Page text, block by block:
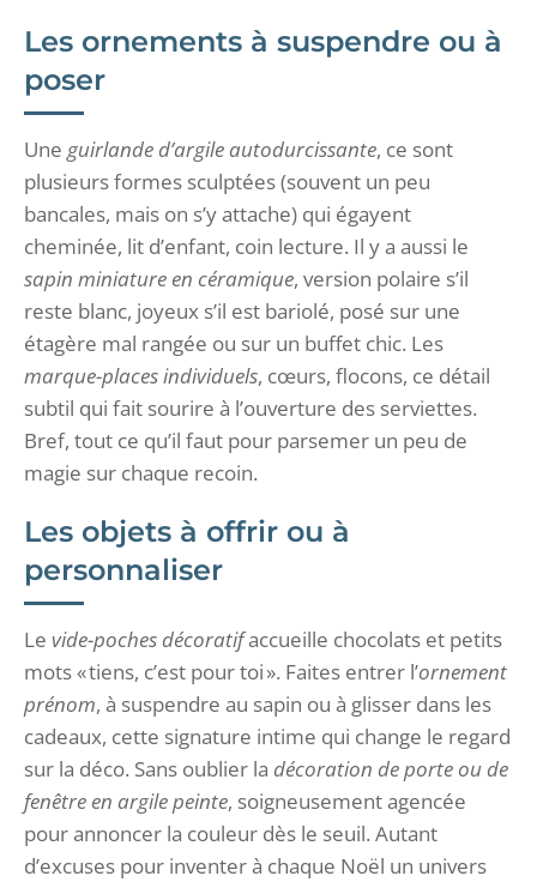
Les ornements à suspendre ou à
poser
Une guirlande d’argile autodurcissante, ce sont
plusieurs formes sculptées (souvent un peu
bancales, mais on s’y attache) qui égayent
cheminée, lit d’enfant, coin lecture. Il y a aussi le
sapin miniature en céramique, version polaire s’il
reste blanc, joyeux s’il est bariolé, posé sur une
étagère mal rangée ou sur un buffet chic. Les
marque-places individuels, cœurs, flocons, ce détail
subtil qui fait sourire à l’ouverture des serviettes.
Bref, tout ce qu’il faut pour parsemer un peu de
magie sur chaque recoin.
Les objets à offrir ou à
personnaliser
Le vide-poches décoratifaccueille chocolats et petits
mots « tiens, c’est pour toi ». Faites entrer l’ornement
prénom, à suspendre au sapin ou à glisser dans les
cadeaux, cette signature intime qui change le regard
sur la déco. Sans oublier la décoration de porte ou de
fenêtre en argile peinte, soigneusement agencée
pour annoncer la couleur dès le seuil. Autant
d’excuses pour inventer à chaque Noël un univers